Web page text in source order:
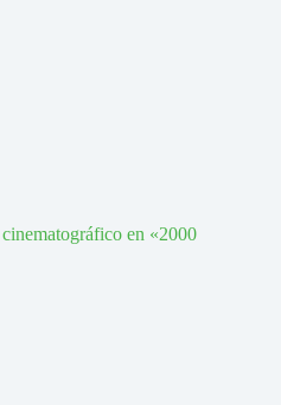
en «2000